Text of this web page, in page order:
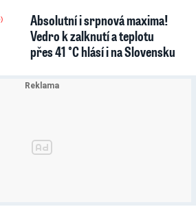
Absolutní i srpnová maxima!
Vedro k zalknutí a teplotu
přes 41 °C hlásí i na Slovensku